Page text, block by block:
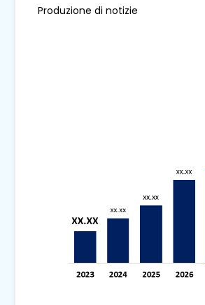
Produzione di notizie